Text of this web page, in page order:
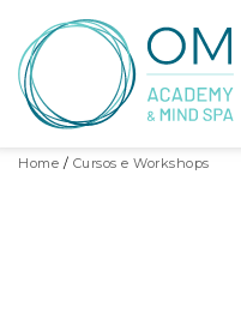
Home Cursos e Workshops